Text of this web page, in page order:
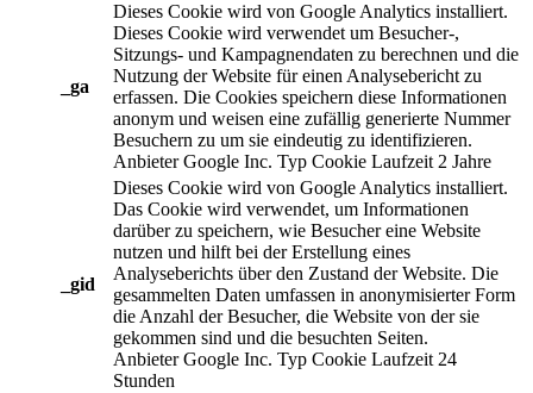
_ga
Dieses Cookie wird von Google Analytics installiert.
Dieses Cookie wird verwendet um Besucher-,
Sitzungs- und Kampagnendaten zu berechnen und die
Nutzung der Website für einen Analysebericht zu
erfassen. Die Cookies speichern diese Informationen
anonym und weisen eine zufällig generierte Nummer
Besuchern zu um sie eindeutig zu identifizieren.
Anbieter Google Inc. Typ Cookie Laufzeit 2 Jahre
_gid
Dieses Cookie wird von Google Analytics installiert.
Das Cookie wird verwendet, um Informationen
darüber zu speichern, wie Besucher eine Website
nutzen und hilft bei der Erstellung eines
Analyseberichts über den Zustand der Website. Die
gesammelten Daten umfassen in anonymisierter Form
die Anzahl der Besucher, die Website von der sie
gekommen sind und die besuchten Seiten.
Anbieter Google Inc. Typ Cookie Laufzeit 24
Stunden